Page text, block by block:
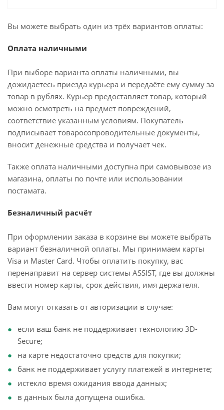
Вы можете выбрать один из трёх вариантов оплаты:
Оплата наличными
При выборе варианта оплаты наличными, вы
дожидаетесь приезда курьера и передаёте ему сумму за
товар в рублях. Курьер предоставляет товар, который
можно осмотреть на предмет повреждений,
соответствие указанным условиям. Покупатель
подписывает товаросопроводительные документы,
вносит денежные средства и получает чек.
Также оплата наличными доступна при самовывозе из
магазина, оплаты по почте или использовании
постамата.
Безналичный расчёт
При оформлении заказа в корзине вы можете выбрать
вариант безналичной оплаты. Мы принимаем карты
Visa и Master Card. Чтобы оплатить покупку, вас
перенаправит на сервер системы ASSIST, где вы должны
ввести номер карты, срок действия, имя держателя.
Вам могут отказать от авторизации в случае:
если ваш банк не поддерживает технологию 3D-
Secure;
на карте недостаточно средств для покупки;
банк не поддерживает услугу платежей в интернете;
истекло время ожидания ввода данных;
в данных была допущена ошибка.